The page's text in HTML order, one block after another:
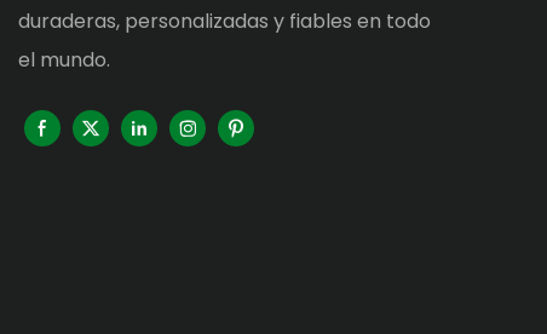
duraderas, personalizadas y fiables en todo
el mundo.